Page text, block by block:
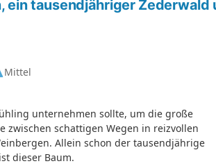
ein tausendjähriger Zederwald
Mittel
unternehmen sollte, um die große
zwischen schattigen Wegen in reizvollen
Allein schon der tausendjährige
dieser Baum.